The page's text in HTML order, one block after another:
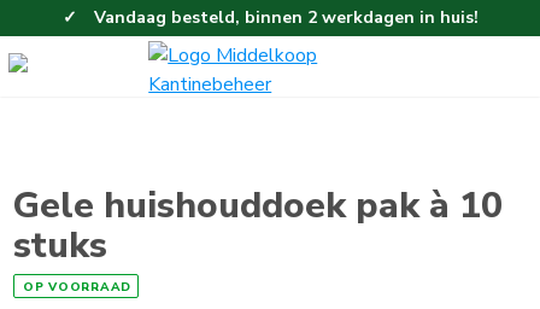
Vandaag besteld, binnen 2 werkdagen in huis!
Eenvoudig en gemakkelijk bestellen!
Gratis thuisbezorgd vanaf 100,-!
Gele huishouddoek pak à 10
stuks
OP VOORRAAD